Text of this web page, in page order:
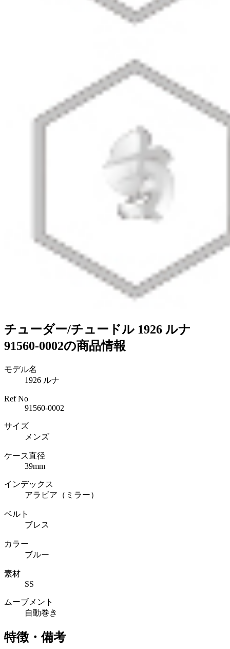
チューダー/チュードル 1926 ルナ
91560-0002の商品情報
モデル名
1926 ルナ
Ref No
91560-0002
サイズ
メンズ
ケース直径
39mm
インデックス
アラビア（ミラー）
ベルト
ブレス
カラー
ブルー
素材
SS
ムーブメント
自動巻き
特徴・備考